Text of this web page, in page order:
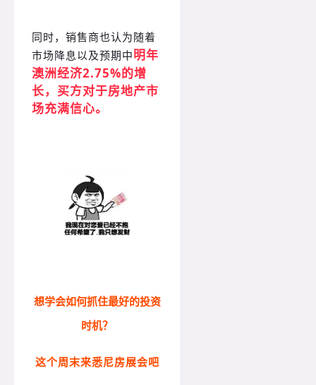
同时，销售商也认为随着
市场降息以及预期中明年
澳洲经济2.75%的增
长，买方对于房地产市
场充满信心。
想学会如何抓住最好的投资
时机？
这个周末来悉尼房展会吧